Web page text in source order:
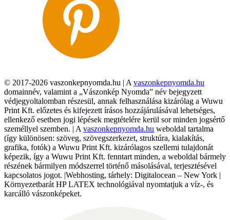
© 2017-2026 vaszonkepnyomda.hu | A vaszonkepnyomda.hu
domainnév, valamint a „Vászonkép Nyomda” név bejegyzett
védjegyoltalomban részesül, annak felhasználása kizárólag a Wuwu
Print Kft. előzetes és kifejezett írásos hozzájárulásával lehetséges,
ellenkező esetben jogi lépések megtételére kerül sor minden jogsértő
személlyel szemben. | A vaszonkepnyomda.hu weboldal tartalma
(így különösen: szöveg, szövegszerkezet, struktúra, kialakítás,
grafika, fotók) a Wuwu Print Kft. kizárólagos szellemi tulajdonát
képezik, így a Wuwu Print Kft. fenntart minden, a weboldal bármely
részének bármilyen módszerrel történő másolásával, terjesztésével
kapcsolatos jogot. |Webhosting, tárhely: Digitalocean – New York |
Környezetbarát HP LATEX technológiával nyomtatjuk a víz-, és
karcálló vászonképeket.